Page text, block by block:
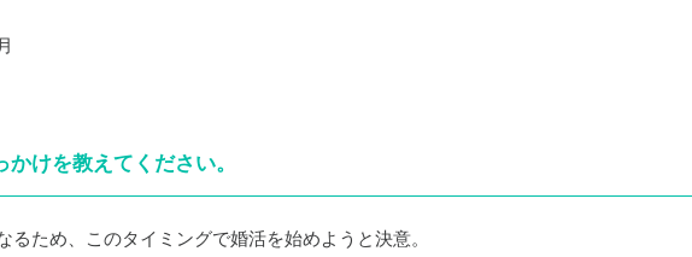
けを教えてください。
るため、このタイミングで婚活を始めようと決意。